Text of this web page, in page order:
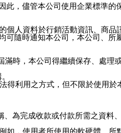
，儘管本公司使用企業標準的
人資料於行銷活動資訊、商品
隨時通知本公司，本公司、所
時，本公司得繼續保存、處理
利用之方式，但不限於使用
為完成收款或付款所需之資料
，使用者所使用的軟硬體、